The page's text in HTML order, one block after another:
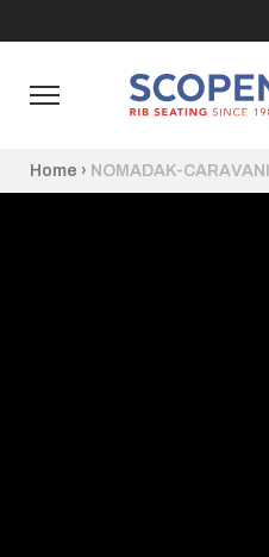
Home › NOMADAK-